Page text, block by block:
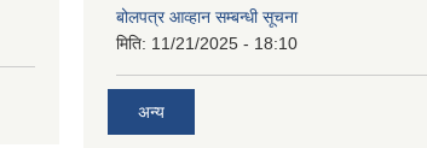
बोलपत्र आव्हान सम्बन्धी सूचना
मिति: 11/21/2025 - 18:10
अन्य